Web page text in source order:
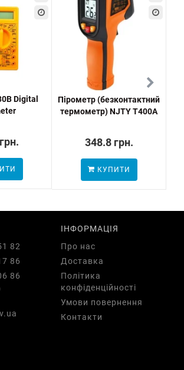
Digital
Пірометр (безконтактний
термометр) NJTY T400A
348.8 грн.
КУПИТИ
82
86
86
ІНФОРМАЦІЯ
Про нас
Доставка
Політика
конфіденційності
Умови повернення
Контакти